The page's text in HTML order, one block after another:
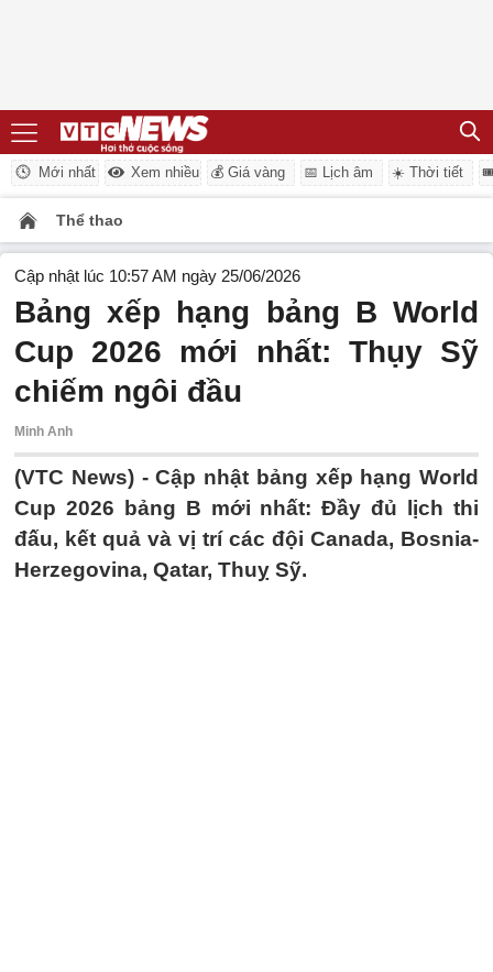
Mới nhất Xem nhiều 💰 Giá vàng 📅 Lịch âm ☀️ Thời tiết
Thể thao
Cập nhật lúc 10:57 AM ngày 25/06/2026
Bảng xếp hạng bảng B World
Cup 2026 mới nhất: Thụy Sỹ
chiếm ngôi đầu
Minh Anh
(VTC News) -Cập nhật bảng xếp hạng World
Cup 2026 bảng B mới nhất: Đầy đủ lịch thi
đấu, kết quả và vị trí các đội Canada, Bosnia-
Herzegovina, Qatar, Thuỵ Sỹ.